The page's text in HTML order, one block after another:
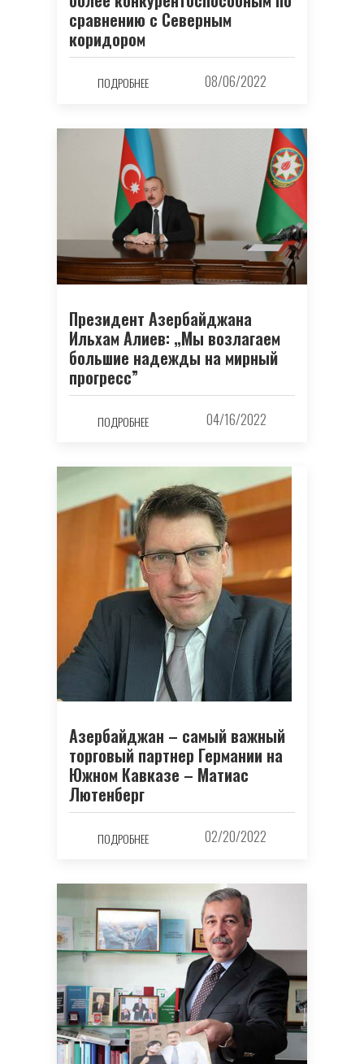
сравнению с Северным
коридором
ПОДРОБНЕЕ 08/06/2022
Президент Азербайджана
Ильхам Алиев: „Мы возлагаем
большие надежды на мирный
прогресс”
ПОДРОБНЕЕ 04/16/2022
Азербайджан – самый важный
торговый партнер Германии на
Южном Кавказе – Матиас
Лютенберг
ПОДРОБНЕЕ 02/20/2022